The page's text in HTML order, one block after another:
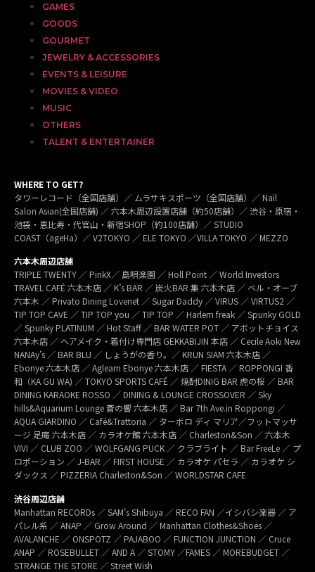
GAMES
GOODS
GOURMET
JEWELRY & ACCESSORIES
EVENTS & LEISURE
MOVIES & VIDEO
MUSIC
OTHERS
TALENT & ENTERTAINER
WHERE TO GET?
タワーレコード（全国店舗）／ ムラサキスポーツ（全国店舗）／ Nail
Salon Asian(全国店舗) ／ 六本木周辺設置店舗（約50店舗）／ 渋谷・原宿・
池袋・恵比寿・代官山・新宿SHOP（約100店舗）／ STUDIO
COAST（ageHa）／ V2TOKYO ／ ELE TOKYO ／VILLA TOKYO ／ MEZZO
六本木周辺店舗
TRIPLE TWENTY ／ PinkX／ 島唄楽園 ／ Holl Point ／ World Investors
TRAVEL CAFÉ 六本木店 ／ K’s BAR ／ 炭火BAR 集 六本木店 ／ ベル・オーブ
六本木 ／ Privato Dining Lovenet ／ Sugar Daddy ／ VIRUS ／ VIRTUS2 ／
TIP TOP CAVE ／ TIP TOP you ／ TIP TOP ／ Harlem freak ／ Spunky GOLD
／ Spunky PLATINUM ／ Hot Staff ／ BAR WATER POT ／ アボットチョイス
六本木店 ／ ヘアメイク・着付け専門店 GEKKABIJIN 本店 ／ Cecile Aoki New
NANAy’s ／ BAR BLU ／ しょうがの香り。／ KRUN SIAM 六本木店 ／
Ebonye 六本木店 ／ Agleam Ebonye 六本木店 ／ FIESTA ／ ROPPONGI 香
和（KA GU WA) ／ TOKYO SPORTS CAFÉ ／ 焼酎DINIG BAR 虎の桜 ／ BAR
DINING KARAOKE ROSSO ／ DINING & LOUNGE CROSSOVER ／ Sky
hills&Aquarium Lounge 蒼の響 六本木店 ／ Bar 7th Ave.in Roppongi ／
AQUA GIARDINO ／ Café&Trattoria ／ ターボロ ディ マリア／フットマッサ
ージ 足庵 六本木店 ／ カラオケ館 六本木店 ／ Charleston&Son ／ 六本木
VIVI ／ CLUB ZOO ／ WOLFGANG PUCK ／ クラブライト ／ Bar FreeLe ／ プ
ロポーション ／ J-BAR ／ FIRST HOUSE ／ カラオケ パセラ ／ カラオケ シ
ダックス ／ PIZZERIA Charleston&Son ／ WORLDSTAR CAFE
渋谷周辺店舗
Manhattan RECORDs ／ SAM’s Shibuya ／ RECO FAN ／イシバシ楽器 ／ ア
パレル系 ／ ANAP ／ Grow Around ／ Manhattan Clothes&Shoes ／
AVALANCHE ／ ONSPOTZ ／ PAJABOO ／ FUNCTION JUNCTION ／ Cruce
ANAP ／ ROSEBULLET ／ AND A ／ STOMY ／FAMES ／ MOREBUDGET ／
STRANGE THE STORE ／ Street Wish